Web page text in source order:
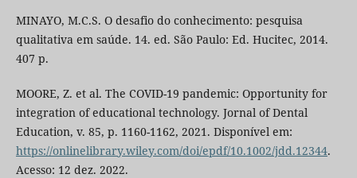
MINAYO, M.C.S. O desafio do conhecimento: pesquisa
qualitativa em saúde. 14. ed. São Paulo: Ed. Hucitec, 2014.
407 p.
MOORE, Z. et al. The COVID-19 pandemic: Opportunity for
integration of educational technology. Jornal of Dental
Education, v. 85, p. 1160-1162, 2021. Disponível em:
https://onlinelibrary.wiley.com/doi/epdf/10.1002/jdd.12344.
Acesso: 12 dez. 2022.